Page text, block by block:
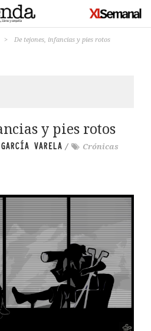
> De tejones, infancias y pies rotos
y pies rotos
VARELA /
Crónicas